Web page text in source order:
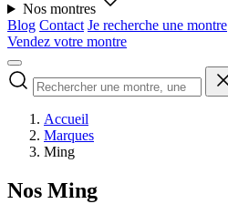
Nos montres
Blog Contact Je recherche une montre
Vendez votre montre
Accueil
Marques
Ming
Nos Ming